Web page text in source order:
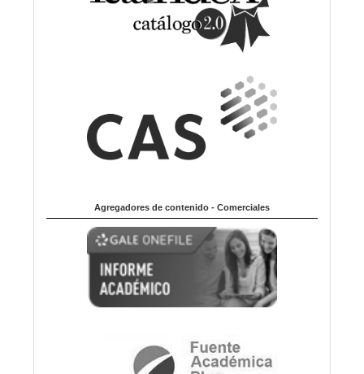
Agregadores de contenido - Comerciales